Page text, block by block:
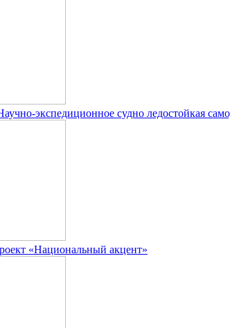
экспедиционное судно ледостойкая
«Национальный акцент»